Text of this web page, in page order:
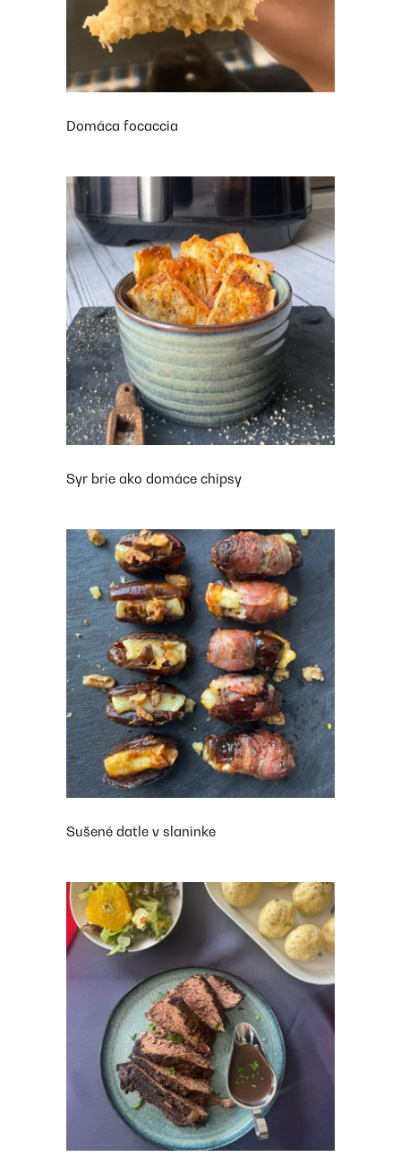
Domáca focaccia
Syr brie ako domáce chipsy
Sušené datle v slaninke